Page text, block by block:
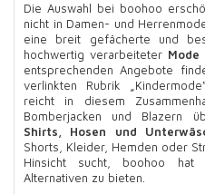
Die Auswahl bei boohoo
nicht in Damen- und
eine breit gefächerte und
hochwertig verarbeiteter
entsprechenden Angebote
verlinkten Rubrik
reicht in diesem
Bomberjacken und Blazern
Shirts, Hosen und
Shorts, Kleider, Hemden oder
Hinsicht sucht, boohoo hat
Alternativen zu bieten.